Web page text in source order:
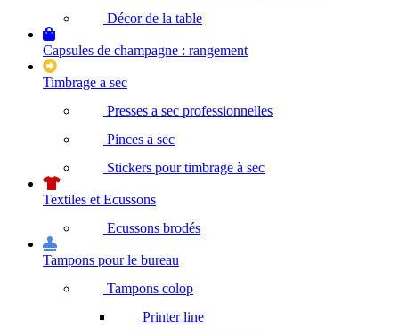
Décor de la table
Capsules de champagne : rangement
Timbrage a sec
Presses a sec professionnelles
Pinces a sec
Stickers pour timbrage à sec
Textiles et Ecussons
Ecussons brodés
Tampons pour le bureau
Tampons colop
Printer line